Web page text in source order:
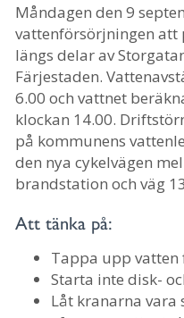
Måndagen den 9
vattenförsörjningen att
längs delar av
Färjestaden.
6.00 och vattnet
klockan 14.00.
på kommunens
den nya cykelvägen
brandstation och väg
Att tänka på:
Tappa upp vatten
Starta inte disk-
Låt kranarna vara